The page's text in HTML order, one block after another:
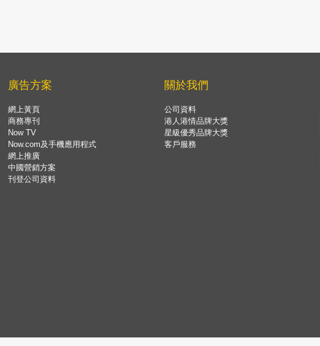
廣告方案
網上黃頁
商務專刊
Now TV
Now.com及手機應用程式
網上推廣
中國營銷方案
刊登公司資料
關於我們
公司資料
港人港情品牌大獎
星級優秀品牌大獎
客戶服務